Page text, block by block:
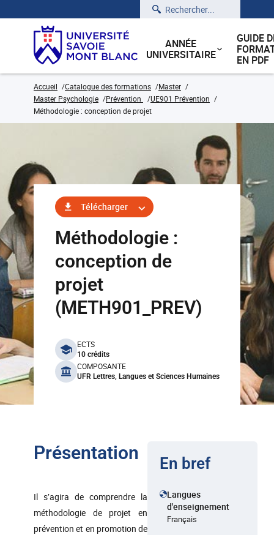
Rechercher
ANNÉE
UNIVERSITAIRE
GUIDE
EN PDF
Accueil Catalogue des formations
Master
Master Psychologie
Prévention
UE901 Prévention
Méthodologie : conception de projet
Télécharger
Méthodologie :
conception de
projet
(METH901_PREV)
benefits
ECTS
10 crédits
COMPOSANTE
UFR Lettres, Langues et Sciences Humaines
Présentation
Il s’agira de comprendre la
méthodologie de projet en
prévention et en promotion de
En bref
Langues
d'enseignement
Français